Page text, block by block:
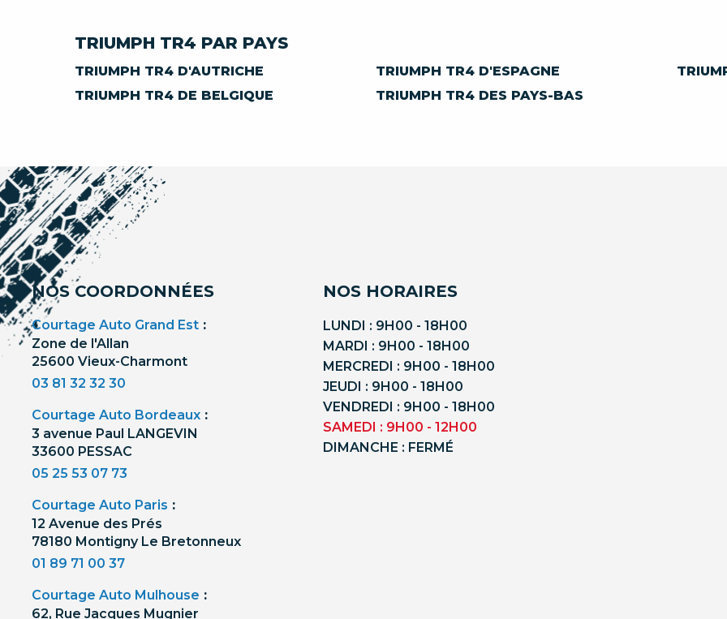
TRIUMPH TR4 PAR PAYS
TRIUMPH TR4 D'AUTRICHE TRIUMPH TR4 D'ESPAGNE
TRIUMPH TR4 DE BELGIQUE
TRIUMPH TR4 DES PAYS-BAS
NOS COORDONNÉES
Courtage Auto Grand Est :
Zone de l'Allan
25600 Vieux-Charmont
03 81 32 32 30
Courtage Auto Bordeaux :
3 avenue Paul LANGEVIN
33600 PESSAC
05 25 53 07 73
Courtage Auto Paris :
12 Avenue des Prés
78180 Montigny Le Bretonneux
01 89 71 00 37
Courtage Auto Mulhouse :
62, Rue Jacques Mugnier
NOS HORAIRES
LUNDI : 9H00 - 18H00
MARDI : 9H00 - 18H00
MERCREDI : 9H00 - 18H00
JEUDI : 9H00 - 18H00
VENDREDI : 9H00 - 18H00
SAMEDI : 9H00 - 12H00
DIMANCHE : FERMÉ